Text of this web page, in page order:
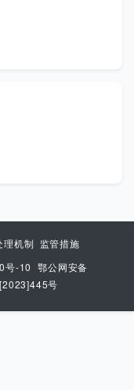
理机制 监管措施
号-10
鄂公网安备
号